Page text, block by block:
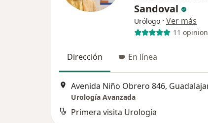
Sandoval
Urólogo · Ver más
11
Dirección En línea
Avenida Niño Obrero 846,
Urología Avanzada
Primera visita Urología